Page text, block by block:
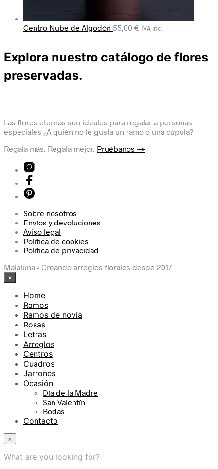
Centro Nube de Algodón 55,00 € IVA inc.
Explora nuestro catálogo de flores
preservadas.
Las flores eternas son ideales para regalar a personas
especiales ¿A quién no le gusta un ramo o una cúpula?
Regala más. Regala mejor. Pruébanos →
Sobre nosotros
Envíos y devoluciones
Aviso legal
Política de cookies
Política de privacidad
Malaluna - Creando arreglos florales desde 2017
×
Home
Ramos
Ramos de novia
Rosas
Letras
Arreglos
Centros
Cuadros
Jarrones
Ocasión
Día de la Madre
San Valentín
Bodas
Contacto
×
What are you looking for?